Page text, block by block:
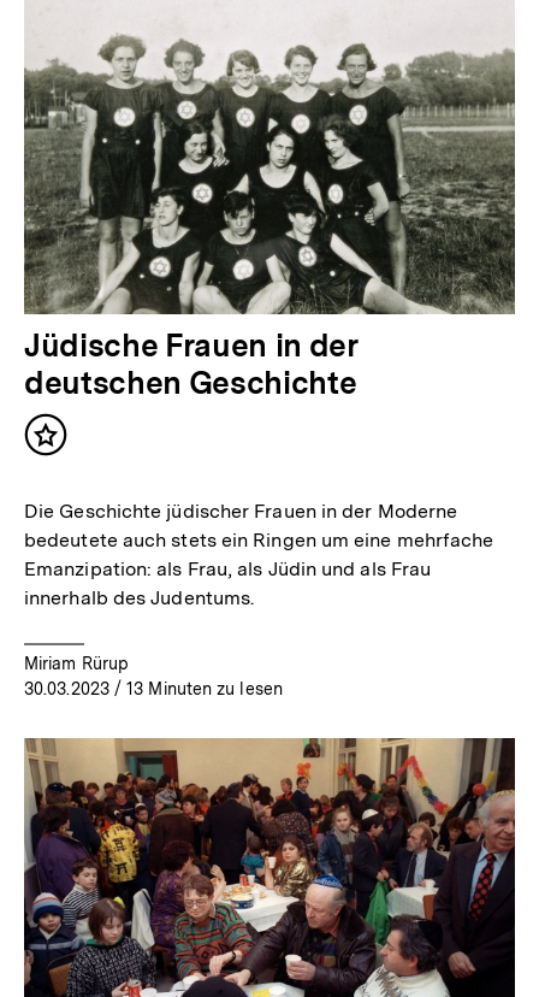
Jüdische Frauen in der
deutschen Geschichte
Inhalt
Die Geschichte jüdischer Frauen in der Moderne
bedeutete auch stets ein Ringen um eine mehrfache
Emanzipation: als Frau, als Jüdin und als Frau
innerhalb des Judentums.
Miriam Rürup
30.03.2023/ 13 Minuten zu lesen